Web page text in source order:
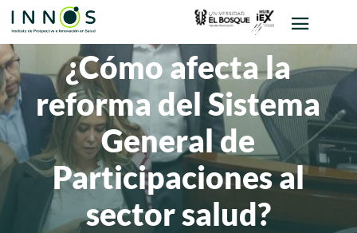
¿Cómo afecta la
reforma del Sistema
General de
Participaciones al
sector salud?